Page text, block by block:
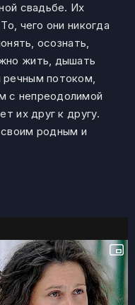
свадьбе. Их
чего они никогда
осознать,
жить, дышать
потоком,
с непреодолимой
их друг к другу.
родным и